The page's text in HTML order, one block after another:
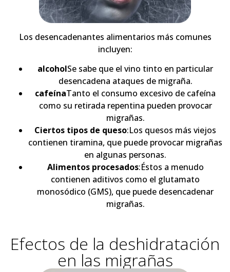
Los desencadenantes alimentarios más comunes
incluyen:
alcoholSe sabe que el vino tinto en particular
desencadena ataques de migraña.
cafeínaTanto el consumo excesivo de cafeína
como su retirada repentina pueden provocar
migrañas.
Ciertos tipos de queso:Los quesos más viejos
contienen tiramina, que puede provocar migrañas
en algunas personas.
Alimentos procesados:Éstos a menudo
contienen aditivos como el glutamato
monosódico (GMS), que puede desencadenar
migrañas.
Efectos de la deshidratación
en las migrañas